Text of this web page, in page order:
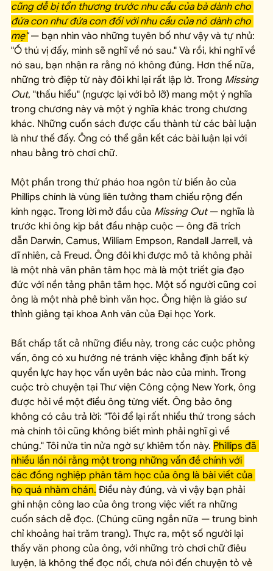
cũng dễ bị tổn thương trước nhu cầu của bà dành cho
đứa con như đứa con đối với nhu cầu của nó dành cho
mẹ" — bạn nhìn vào những tuyên bố như vậy và tự nhủ:
"Ồ thú vị đấy, mình sẽ nghĩ về nó sau." Và rồi, khi nghĩ về
nó sau, bạn nhận ra rằng nó không đúng. Hơn thế nữa,
những trò điệp từ này đôi khi lại rất lập lờ. Trong Missing
Out, "thấu hiểu" (ngược lại với bỏ lỡ) mang một ý nghĩa
trong chương này và một ý nghĩa khác trong chương
khác. Những cuốn sách được cấu thành từ các bài luận
là như thế đấy. Ông có thể gắn kết các bài luận lại với
nhau bằng trò chơi chữ.
Một phần trong thứ pháo hoa ngôn từ biến ảo của
Phillips chính là vùng liên tưởng tham chiếu rộng đến
kinh ngạc. Trong lời mở đầu của Missing Out — nghĩa là
trước khi ông kịp bắt đầu nhập cuộc — ông đã trích
dẫn Darwin, Camus, William Empson, Randall Jarrell, và
dĩ nhiên, cả Freud. Ông đôi khi được mô tả không phải
là một nhà văn phân tâm học mà là một triết gia đạo
đức với nền tảng phân tâm học. Một số người cũng coi
ông là một nhà phê bình văn học. Ông hiện là giáo sư
thỉnh giảng tại khoa Anh văn của Đại học York.
Bất chấp tất cả những điều này, trong các cuộc phỏng
vấn, ông có xu hướng né tránh việc khẳng định bất kỳ
quyền lực hay học vấn uyên bác nào của mình. Trong
cuộc trò chuyện tại Thư viện Công cộng New York, ông
được hỏi về một điều ông từng viết. Ông bảo ông
không có câu trả lời: "Tôi để lại rất nhiều thứ trong sách
mà chính tôi cũng không biết mình phải nghĩ gì về
chúng." Tôi nửa tin nửa ngờ sự khiêm tốn này. Phillips đã
nhiều lần nói rằng một trong những vấn đề chính với
các đồng nghiệp phân tâm học của ông là bài viết của
họ quá nhàm chán. Điều này đúng, và vì vậy bạn phải
ghi nhận công lao của ông trong việc viết ra những
cuốn sách dễ đọc. (Chúng cũng ngắn nữa — trung bình
chỉ khoảng hai trăm trang). Thực ra, một số người lại
thấy văn phong của ông, với những trò chơi chữ điêu
luyện, là không thể đọc nổi, chưa nói đến chuyện tỏ vẻ